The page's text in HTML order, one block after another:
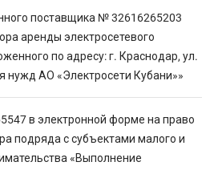
поставщика № 32616265203
аренды электросетевого
по адресу: г. Краснодар, ул.
нужд АО «Электросети Кубани»»
в электронной форме на право
подряда с субъектами малого и
«Выполнение